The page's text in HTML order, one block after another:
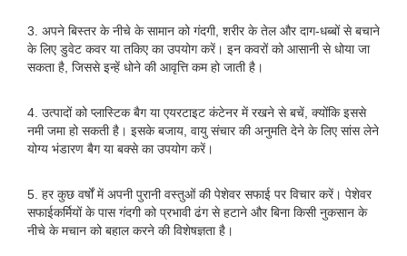
3. अपने बिस्तर के नीचे के सामान को गंदगी, शरीर के तेल और दाग-धब्बों से बचाने
के लिए डुवेट कवर या तकिए का उपयोग करें। इन कवरों को आसानी से धोया जा
सकता है, जिससे इन्हें धोने की आवृत्ति कम हो जाती है।
4. उत्पादों को प्लास्टिक बैग या एयरटाइट कंटेनर में रखने से बचें, क्योंकि इससे
नमी जमा हो सकती है। इसके बजाय, वायु संचार की अनुमति देने के लिए सांस लेने
योग्य भंडारण बैग या बक्से का उपयोग करें।
5. हर कुछ वर्षों में अपनी पुरानी वस्तुओं की पेशेवर सफाई पर विचार करें। पेशेवर
सफाईकर्मियों के पास गंदगी को प्रभावी ढंग से हटाने और बिना किसी नुकसान के
नीचे के मचान को बहाल करने की विशेषज्ञता है।